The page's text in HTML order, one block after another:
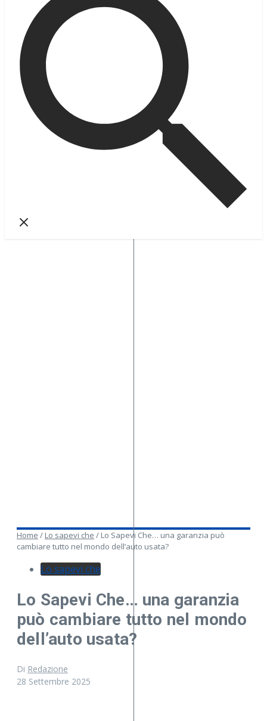
Home / Lo sapevi che / Lo Sapevi Che… una garanzia può
cambiare tutto nel mondo dell’auto usata?
Lo sapevi che
Lo Sapevi Che… una garanzia
può cambiare tutto nel mondo
dell’auto usata?
Di Redazione
28 Settembre 2025